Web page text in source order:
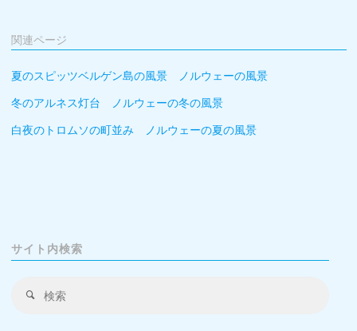
関連ページ
夏のスピッツベルゲン島の風景 ノルウェーの風景
冬のアルネス灯台 ノルウェーの冬の風景
白夜のトロムソの町並み ノルウェーの夏の風景
サイト内検索
検